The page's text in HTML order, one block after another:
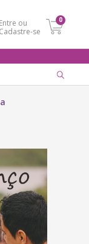
Entre ou
Cadastre-se
0